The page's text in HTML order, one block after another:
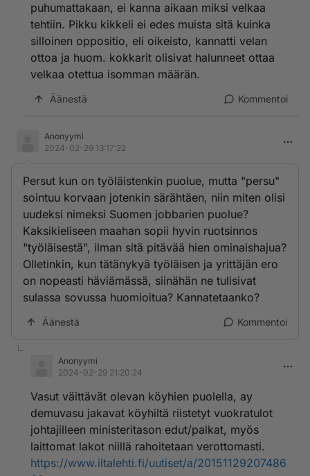
puhumattakaan, ei kanna aikaan miksi velkaa
tehtiin. Pikku kikkeli ei edes muista sitä kuinka
silloinen oppositio, eli oikeisto, kannatti velan
ottoa ja huom. kokkarit olisivat halunneet ottaa
velkaa otettua isomman määrän.
Äänestä Kommentoi
Anonyymi
2024-02-29 13:17:22
Persut kun on työläistenkin puolue, mutta "persu"
sointuu korvaan jotenkin särähtäen, niin miten olisi
uudeksi nimeksi Suomen jobbarien puolue?
Kaksikieliseen maahan sopii hyvin ruotsinnos
"työläisestä", ilman sitä pitävää hien ominaishajua?
Olletinkin, kun tätänykyä työläisen ja yrittäjän ero
on nopeasti häviämässä, siinähän ne tulisivat
sulassa sovussa huomioitua? Kannatetaanko?
Äänestä Kommentoi
Anonyymi
2024-02-29 21:20:24
Vasut väittävät olevan köyhien puolella, ay
demuvasu jakavat köyhiltä riistetyt vuokratulot
johtajilleen ministeritason edut/palkat, myös
laittomat lakot niillä rahoitetaan verottomasti.
https://www.iltalehti.fi/uutiset/a/20151129207486